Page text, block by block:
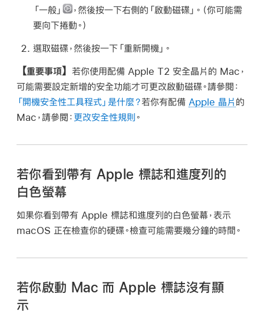
「一般」
，然後按一下右側的「啟動磁碟」。（你可能需
要向下捲動。）
選取磁碟，然後按一下「重新開機」。
【重要事項】 若你使用配備 Apple T2 安全晶片的 Mac，
可能需要設定新增的安全功能才可更改啟動磁碟。請參閱：
「開機安全性工具程式」是什麼？若你有配備 Apple 晶片 的
Mac，請參閱： 更改安全性規則 。
若你看到帶有 Apple 標誌和進度列的
白色螢幕
如果你看到帶有 Apple 標誌和進度列的白色螢幕，表示
macOS 正在檢查你的硬碟。檢查可能需要幾分鐘的時間。
若你啟動 Mac 而 Apple 標誌沒有顯
示